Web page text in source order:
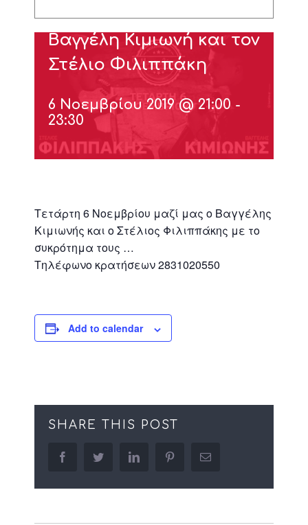
Κρητική βραδιά με τον
Βαγγέλη Κιμιωνή και τον
Στέλιο Φιλιππάκη
6 Νοεμβρίου 2019 @ 21:00 -
23:30
Τετάρτη 6 Νοεμβρίου μαζί μας ο Βαγγέλης
Κιμιωνής και ο Στέλιος Φιλιππάκης με το
συκρότημα τους …
Τηλέφωνο κρατήσεων 2831020550
Add to calendar
SHARE THIS POST
facebooktwitter linkedin pinterestEmail